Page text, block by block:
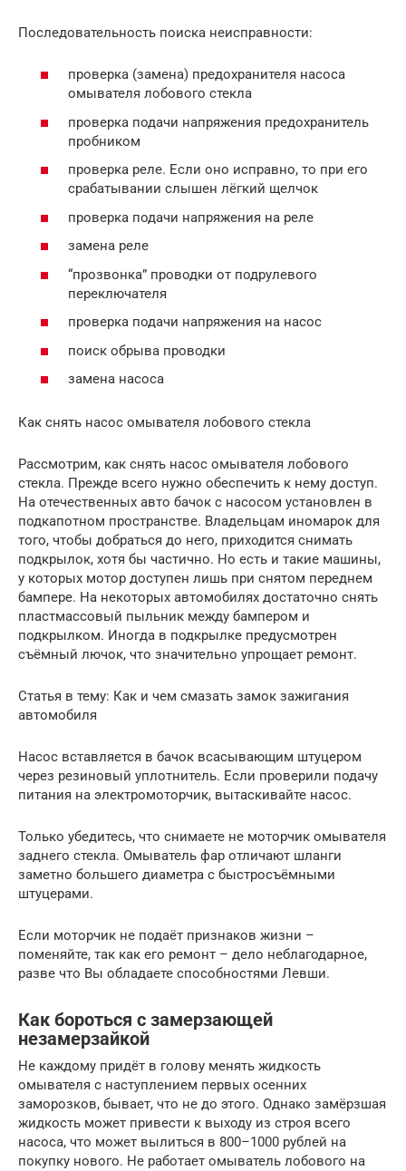
Последовательность поиска неисправности:
проверка (замена) предохранителя насоса
омывателя лобового стекла
проверка подачи напряжения предохранитель
пробником
проверка реле. Если оно исправно, то при его
срабатывании слышен лёгкий щелчок
проверка подачи напряжения на реле
замена реле
“прозвонка” проводки от подрулевого
переключателя
проверка подачи напряжения на насос
поиск обрыва проводки
замена насоса
Как снять насос омывателя лобового стекла
Рассмотрим, как снять насос омывателя лобового
стекла. Прежде всего нужно обеспечить к нему доступ.
На отечественных авто бачок с насосом установлен в
подкапотном пространстве. Владельцам иномарок для
того, чтобы добраться до него, приходится снимать
подкрылок, хотя бы частично. Но есть и такие машины,
у которых мотор доступен лишь при снятом переднем
бампере. На некоторых автомобилях достаточно снять
пластмассовый пыльник между бампером и
подкрылком. Иногда в подкрылке предусмотрен
съёмный лючок, что значительно упрощает ремонт.
Статья в тему: Как и чем смазать замок зажигания
автомобиля
Насос вставляется в бачок всасывающим штуцером
через резиновый уплотнитель. Если проверили подачу
питания на электромоторчик, вытаскивайте насос.
Только убедитесь, что снимаете не моторчик омывателя
заднего стекла. Омыватель фар отличают шланги
заметно большего диаметра с быстросъёмными
штуцерами.
Если моторчик не подаёт признаков жизни –
поменяйте, так как его ремонт – дело неблагодарное,
разве что Вы обладаете способностями Левши.
Как бороться с замерзающей
незамерзайкой
Не каждому придёт в голову менять жидкость
омывателя с наступлением первых осенних
заморозков, бывает, что не до этого. Однако замёрзшая
жидкость может привести к выходу из строя всего
насоса, что может вылиться в 800–1000 рублей на
покупку нового. Не работает омыватель лобового на